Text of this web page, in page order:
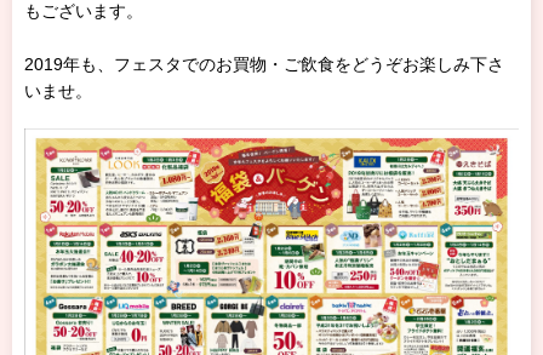
もございます。
2019年も、フェスタでのお買物・ご飲食をどうぞお楽しみ下さ
いませ。